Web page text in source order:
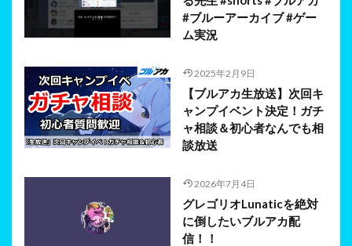
#ブルーアーカイブ #ゲー
ム実況
2025年2月9日
【ブルアカ生放送】次回キ
ャンプイベント決定！ガチ
ャ相談＆初心者なんでも相
談放送
2026年7月4日
グレゴリオLunaticを絶対
に倒したいブルアカ配
信！！